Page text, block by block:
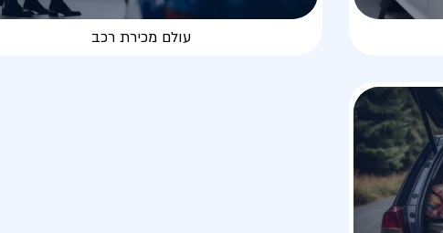
עולם מכירת רכב